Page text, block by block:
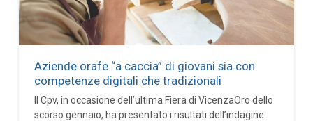
Aziende orafe “a caccia” di giovani sia con
competenze digitali che tradizionali
Il Cpv, in occasione dell’ultima Fiera di VicenzaOro dello
scorso gennaio, ha presentato i risultati dell’indagine